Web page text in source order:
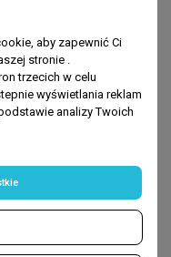
aby zapewnić Ci
stronie .
trzecich w celu
wyświetlania reklam
analizy Twoich